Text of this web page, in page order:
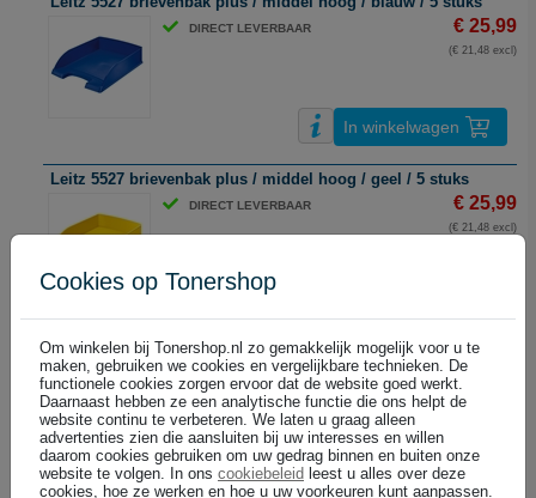
DIRECT LEVERBAAR € 25,99
(€ 21,48 excl)
In winkelwagen
Leitz 5527 brievenbak plus / middel hoog / geel / 5 stuks
DIRECT LEVERBAAR € 25,99
(€ 21,48 excl)
Leitz 5527 brievenbak plus / middel hoog / grijs / 5 stuks
DIRECT LEVERBAAR € 25,99
(€ 21,48 excl)
In winkelwagen
Cookies op Tonershop
Om winkelen bij Tonershop.nl zo gemakkelijk mogelijk voor u te
maken, gebruiken we cookies en vergelijkbare technieken. De
functionele cookies zorgen ervoor dat de website goed werkt.
Daarnaast hebben ze een analytische functie die ons helpt de
website continu te verbeteren. We laten u graag alleen
advertenties zien die aansluiten bij uw interesses en willen
daarom cookies gebruiken om uw gedrag binnen en buiten onze
website te volgen. In ons cookiebeleid leest u alles over deze
cookies, hoe ze werken en hoe u uw voorkeuren kunt aanpassen.